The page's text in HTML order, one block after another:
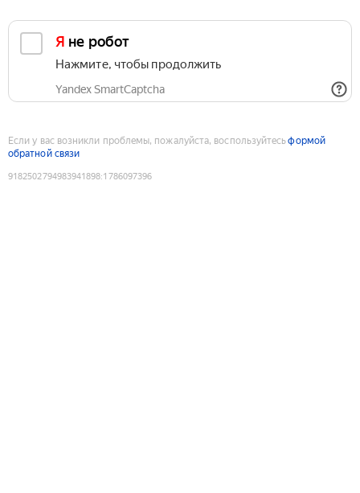
Я не робот
Нажмите, чтобы продолжить
Yandex SmartCaptcha
Если у вас возникли проблемы, пожалуйста, воспользуйтесьформой
обратной связи
9182502794983941898:1786097396